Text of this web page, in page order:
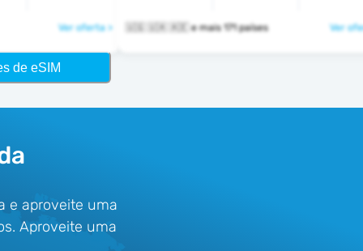
Ver oferta > 🇺🇬 🇺🇦 🇦🇪 e mais 171 países Ver
de eSIM
e aproveite uma
Aproveite uma